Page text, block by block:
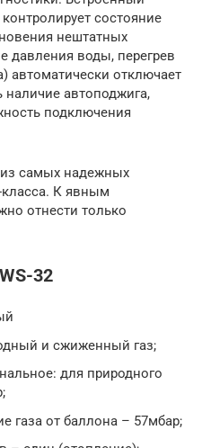
состояние
нештатных
давления воды, перегрев
автоматически отключает
наличие автоподжига,
подключения
из самых надежных
К явным
отнести только
32
и сжиженный газ;
для природного
газа от баллона – 57мбар;